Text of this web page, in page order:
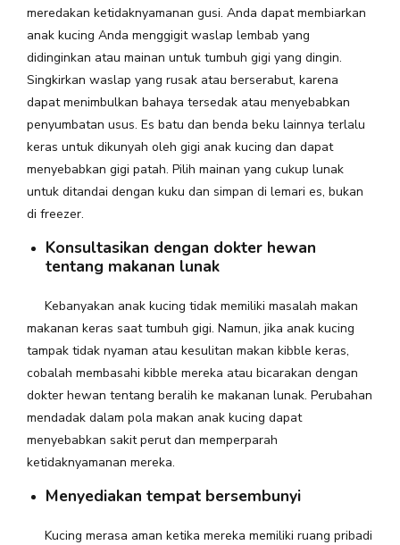
meredakan ketidaknyamanan gusi. Anda dapat membiarkan
anak kucing Anda menggigit waslap lembab yang
didinginkan atau mainan untuk tumbuh gigi yang dingin.
Singkirkan waslap yang rusak atau berserabut, karena
dapat menimbulkan bahaya tersedak atau menyebabkan
penyumbatan usus. Es batu dan benda beku lainnya terlalu
keras untuk dikunyah oleh gigi anak kucing dan dapat
menyebabkan gigi patah. Pilih mainan yang cukup lunak
untuk ditandai dengan kuku dan simpan di lemari es, bukan
di freezer.
Konsultasikan dengan dokter hewan
tentang makanan lunak
Kebanyakan anak kucing tidak memiliki masalah makan
makanan keras saat tumbuh gigi. Namun, jika anak kucing
tampak tidak nyaman atau kesulitan makan kibble keras,
cobalah membasahi kibble mereka atau bicarakan dengan
dokter hewan tentang beralih ke makanan lunak. Perubahan
mendadak dalam pola makan anak kucing dapat
menyebabkan sakit perut dan memperparah
ketidaknyamanan mereka.
Menyediakan tempat bersembunyi
Kucing merasa aman ketika mereka memiliki ruang pribadi